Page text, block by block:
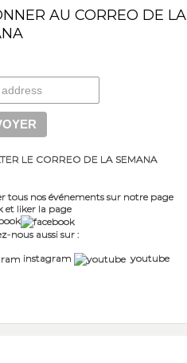
AU CORREO DE LA
LE CORREO DE LA SEMANA
tous nos événements sur notre page
et liker la page
nous aussi sur :
instagram
youtube